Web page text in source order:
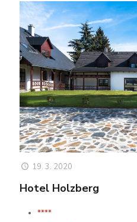
19. 3. 2020
Hotel Holzberg
****